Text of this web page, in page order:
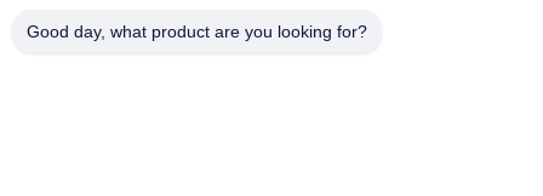
Metaal Willekeurige
Good day, what product are you looking for?